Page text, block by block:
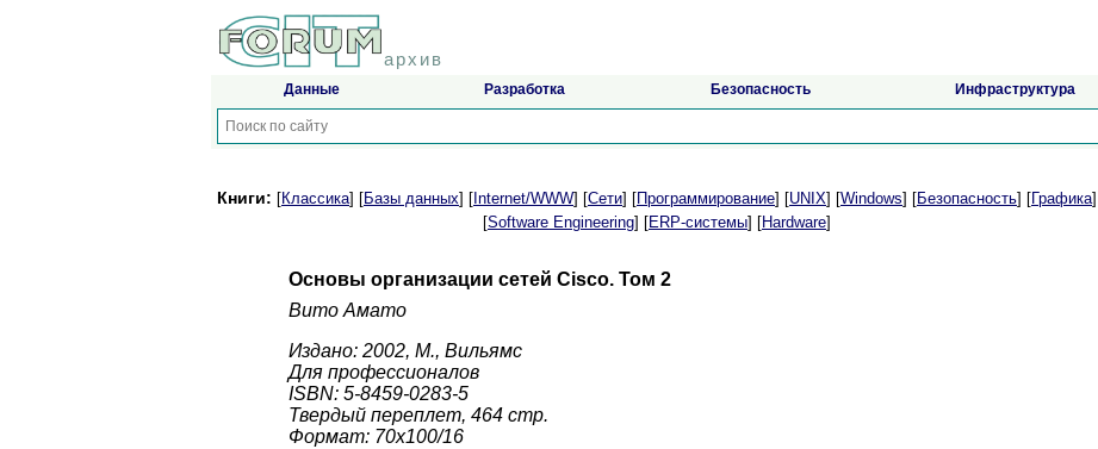
архив
Данные Разработка Безопасность Инфраструктура
Книги: [Классика] [Базы данных] [ Internet/WWW] [Сети] [Программирование] [UNIX] [Windows] [Безопасность] [Графика]
[Software Engineering] [ERP-системы] [Hardware]
Основы организации сетей Cisco. Том 2
Вито Амато
Издано: 2002, М., Вильямс
Для профессионалов
ISBN: 5-8459-0283-5
Твердый переплет, 464 стр.
Формат: 70x100/16